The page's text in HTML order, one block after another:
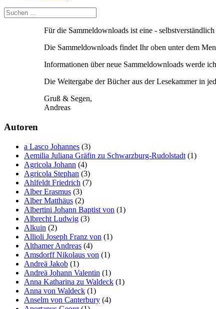
Für die Sammeldownloads ist eine -
Die Sammeldownloads findet Ihr oben unter dem
Informationen über neue Sammeldownloads werde
Die Weitergabe der Bücher aus der Lesekammer in
Gruß & Segen,
Andreas
Autoren
a Lasco Johannes (3)
Aemilia Juliana Gräfin zu Schwarzburg-Rudolstadt (1)
Agricola Johann (4)
Agricola Stephan (3)
Ahlfeldt Friedrich (7)
Alber Erasmus (3)
Alber Matthäus (2)
Albertini Johann Baptist von (1)
Albrecht Ludwig (3)
Alkuin (2)
Allioli Joseph Franz von (1)
Althamer Andreas (4)
Amsdorff Nikolaus von (1)
Andreä Jakob (1)
Andreä Johann Valentin (1)
Anna Katharina zu Waldeck (1)
Anna von Waldeck (1)
Anselm von Canterbury (4)